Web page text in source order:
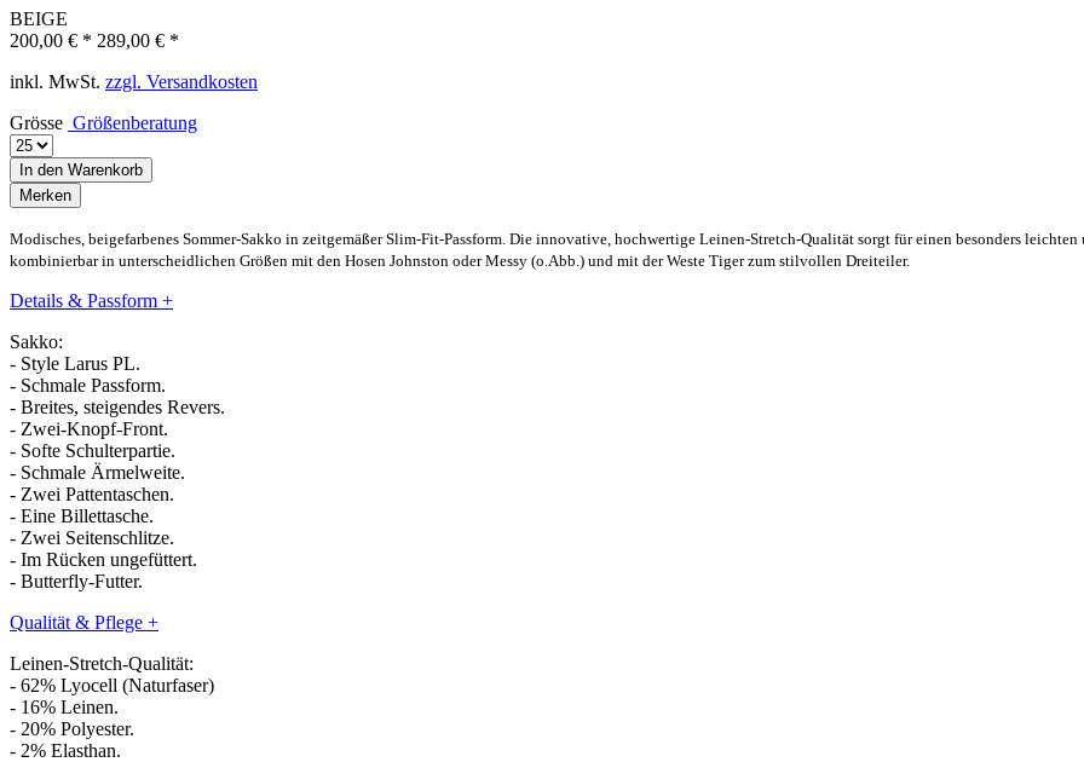
BEIGE
200,00 € * 289,00 € *
inkl. MwSt. zzgl. Versandkosten
Grösse Größenberatung
In den Warenkorb
Merken
Modisches, beigefarbenes Sommer-Sakko in zeitgemäßer Slim-Fit-Passform. Die innovative, hochwertige Leinen-Stretch-Qualität sorgt für einen besonders
kombinierbar in unterscheidlichen Größen mit den Hosen Johnston oder Messy (o.Abb.) und mit der Weste Tiger zum stilvollen Dreiteiler.
Details & Passform +
Sakko:
- Style Larus PL.
- Schmale Passform.
- Breites, steigendes Revers.
- Zwei-Knopf-Front.
- Softe Schulterpartie.
- Schmale Ärmelweite.
- Zwei Pattentaschen.
- Eine Billettasche.
- Zwei Seitenschlitze.
- Im Rücken ungefüttert.
- Butterfly-Futter.
Qualität & Pflege +
Leinen-Stretch-Qualität:
- 62% Lyocell (Naturfaser)
- 16% Leinen.
- 20% Polyester.
- 2% Elasthan.